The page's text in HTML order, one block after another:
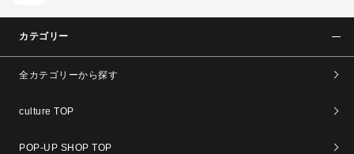
カテゴリー
全カテゴリーから探す
culture TOP
POP-UP SHOP TOP